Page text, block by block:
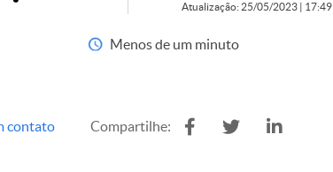
Atualização: 25/05/2023 | 17:49
Menos de um minuto
contato Compartilhe: